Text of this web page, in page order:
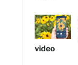
video